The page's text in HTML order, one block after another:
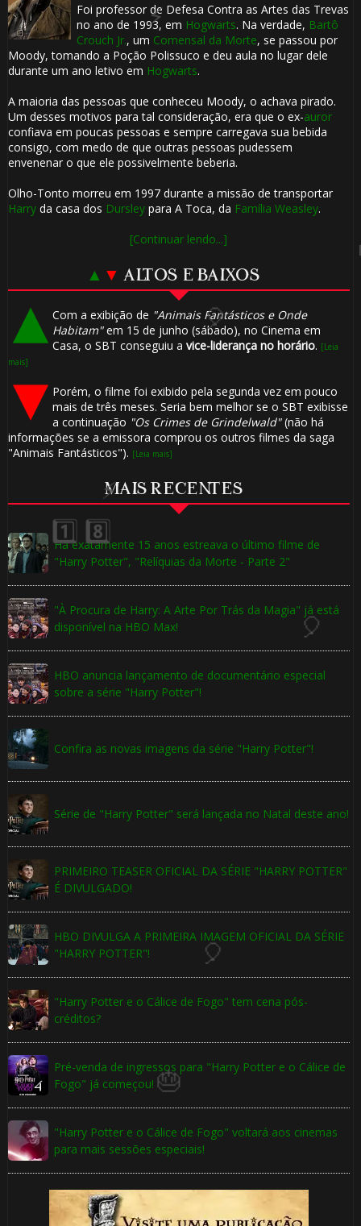
Foi professor de Defesa Contra as Artes das Trevas
no ano de 1993, em Hogwarts. Na verdade, Bartô
Crouch Jr., um Comensal da Morte, se passou por
Moody, tomando a Poção Polissuco e deu aula no lugar dele
durante um ano letivo em Hogwarts.
A maioria das pessoas que conheceu Moody, o achava pirado.
Um desses motivos para tal consideração, era que o ex-auror
confiava em poucas pessoas e sempre carregava sua bebida
consigo, com medo de que outras pessoas pudessem
envenenar o que ele possivelmente beberia.
Olho-Tonto morreu em 1997 durante a missão de transportar
Harryda casa dos Dursleypara A Toca, da Família Weasley.
[Continuar lendo...]
▲ ▼ ALTOS E BAIXOS
Com a exibição de "Animais Fantásticos e Onde
Habitam"em 15 de junho (sábado), no Cinema em
Casa, o SBT conseguiu a vice-liderança no horário. [Leia
mais]
Porém, o filme foi exibido pela segunda vez em pouco
mais de três meses. Seria bem melhor se o SBT exibisse
a continuação "Os Crimes de Grindelwald"(não há
informações se a emissora comprou os outros filmes da saga
"Animais Fantásticos"). [Leia mais]
MAIS RECENTES
Há exatamente 15 anos estreava o último filme de
"Harry Potter", "Relíquias da Morte - Parte 2"
"À Procura de Harry: A Arte Por Trás da Magia" já está
disponível na HBO Max!
HBO anuncia lançamento de documentário especial
sobre a série "Harry Potter"!
Confira as novas imagens da série "Harry Potter"!
Série de "Harry Potter" será lançada no Natal deste ano!
PRIMEIRO TEASER OFICIAL DA SÉRIE "HARRY POTTER"
É DIVULGADO!
HBO DIVULGA A PRIMEIRA IMAGEM OFICIAL DA SÉRIE
"HARRY POTTER"!
"Harry Potter e o Cálice de Fogo" tem cena pós-
créditos?
Pré-venda de ingressos para "Harry Potter e o Cálice de
Fogo" já começou!
"Harry Potter e o Cálice de Fogo" voltará aos cinemas
para mais sessões especiais!
🎂
🎈
🎈
🎂
🎈
🎈
🎈